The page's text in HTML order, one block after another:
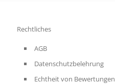
Rechtliches
AGB
Datenschutzbelehrung
Echtheit von Bewertungen